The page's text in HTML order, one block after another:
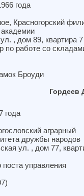
года
Красногорский
, дом 89, квартира 7
по работе со
Броуди
Гордеев
года
аграрный
дружбы народов
ул. , дом 77,
управления